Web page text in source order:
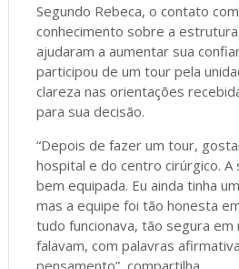
Segundo Rebeca, o contato
conhecimento sobre a
ajudaram a aumentar sua
participou de um tour pela
clareza nas orientações
para sua decisão.
“Depois de fazer um tour,
hospital e do centro cirúrgico.
bem equipada. Eu ainda tinha
mas a equipe foi tão honesta
tudo funcionava, tão segura em
falavam, com palavras
pensamento”, compartilha.